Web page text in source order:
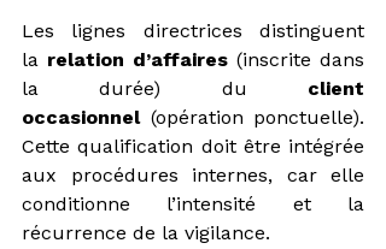
Les lignes directrices distinguent
la relation d’affaires (inscrite dans
la durée) du client
occasionnel (opération ponctuelle).
Cette qualification doit être intégrée
aux procédures internes, car elle
conditionne l’intensité et la
récurrence de la vigilance.